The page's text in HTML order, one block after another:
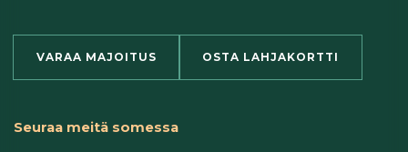
VARAA MAJOITUS OSTA LAHJAKORTTI
Seuraa meitä somessa